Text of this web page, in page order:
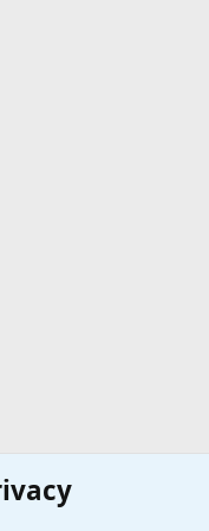
Форумы